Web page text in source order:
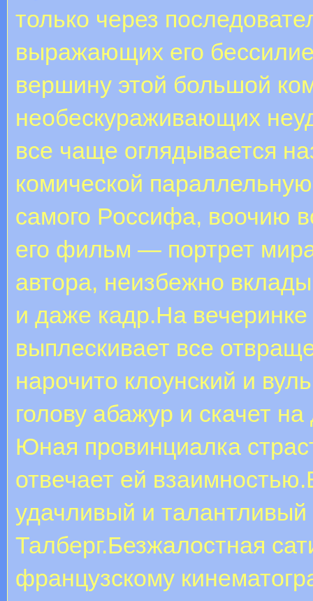
только через
выражающих его
вершину этой большой
необескураживающих
все чаще оглядывается
комической
самого Россифа, воочию
его фильм — портрет
автора, неизбежно
и даже кадр.На
выплескивает все
нарочито клоунский и
голову абажур и скачет
Юная провинциалка
отвечает ей
удачливый и
Талберг.Безжалостная
французскому